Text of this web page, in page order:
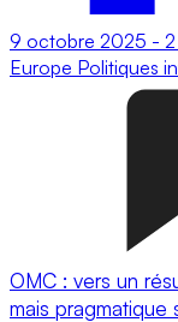
9 octobre 2025 -
Europe Politiques
OMC : vers un
mais pragmatique